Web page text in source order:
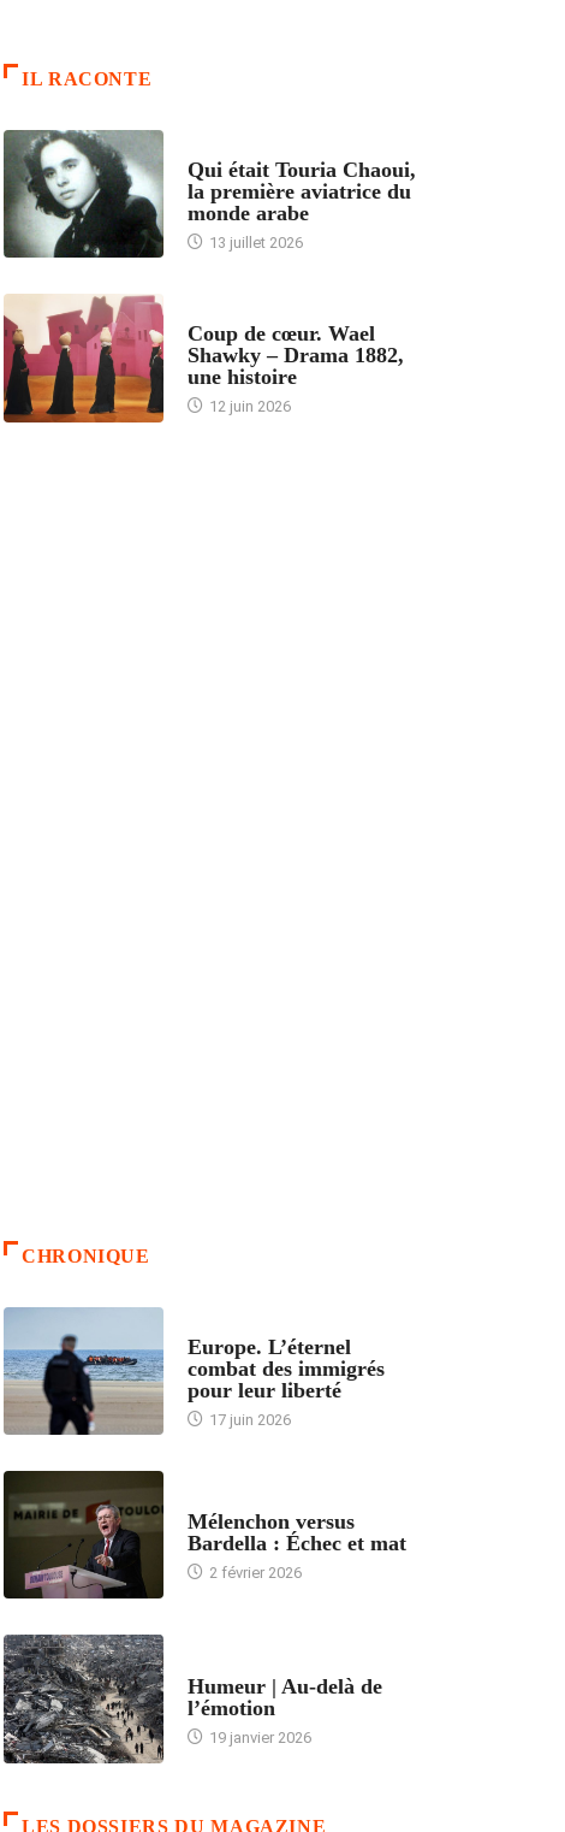
IL RACONTE
Qui était Touria Chaoui,
la première aviatrice du
monde arabe
13 juillet 2026
Coup de cœur. Wael
Shawky – Drama 1882,
une histoire
12 juin 2026
CHRONIQUE
Europe. L’éternel
combat des immigrés
pour leur liberté
17 juin 2026
Mélenchon versus
Bardella : Échec et mat
2 février 2026
Humeur | Au-delà de
l’émotion
19 janvier 2026
LES DOSSIERS DU MAGAZINE